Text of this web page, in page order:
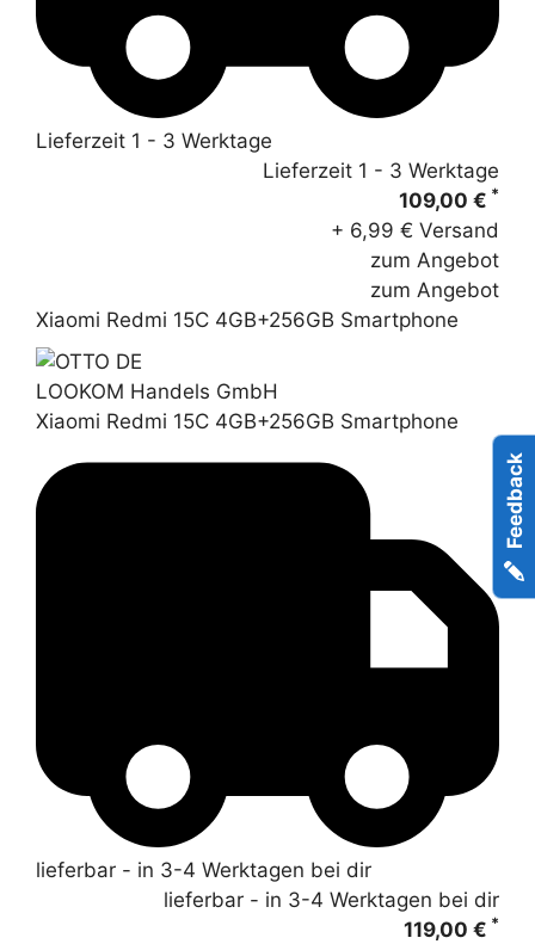
Lieferzeit 1 - 3 Werktage
Lieferzeit 1 - 3 Werktage
109,00 € *
+ 6,99 € Versand
zum Angebot
zum Angebot
Xiaomi Redmi 15C 4GB+256GB Smartphone
LOOKOM Handels GmbH
Xiaomi Redmi 15C 4GB+256GB Smartphone
lieferbar - in 3-4 Werktagen bei dir
lieferbar - in 3-4 Werktagen bei dir
119,00 € *
Feedback